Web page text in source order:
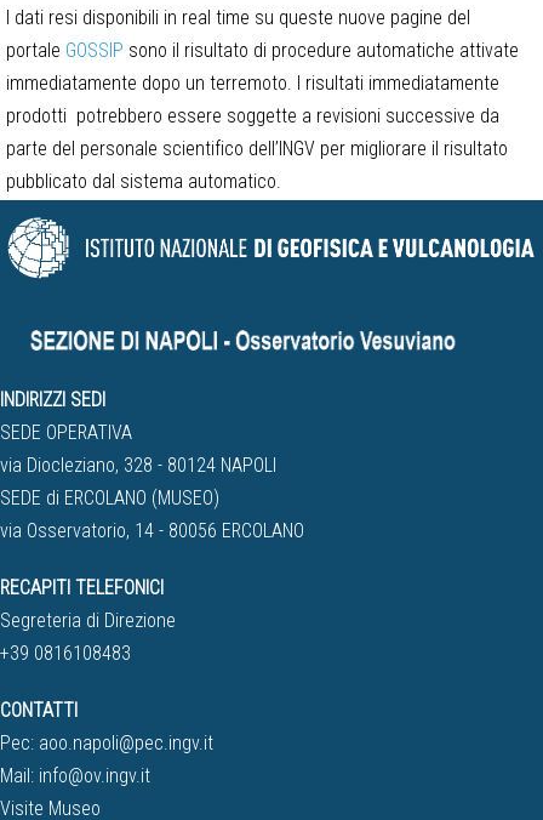
I dati resi disponibili in real time su queste nuove pagine del
portale GOSSIP sono il risultato di procedure automatiche attivate
immediatamente dopo un terremoto. I risultati immediatamente
prodotti potrebbero essere soggette a revisioni successive da
parte del personale scientifico dell’INGV per migliorare il risultato
pubblicato dal sistema automatico.
INDIRIZZI SEDI
SEDE OPERATIVA
via Diocleziano, 328 - 80124 NAPOLI
SEDE di ERCOLANO (MUSEO)
via Osservatorio, 14 - 80056 ERCOLANO
RECAPITI TELEFONICI
Segreteria di Direzione
+39 0816108483
CONTATTI
Pec: aoo.napoli@pec.ingv.it
Mail: info@ov.ingv.it
Visite Museo